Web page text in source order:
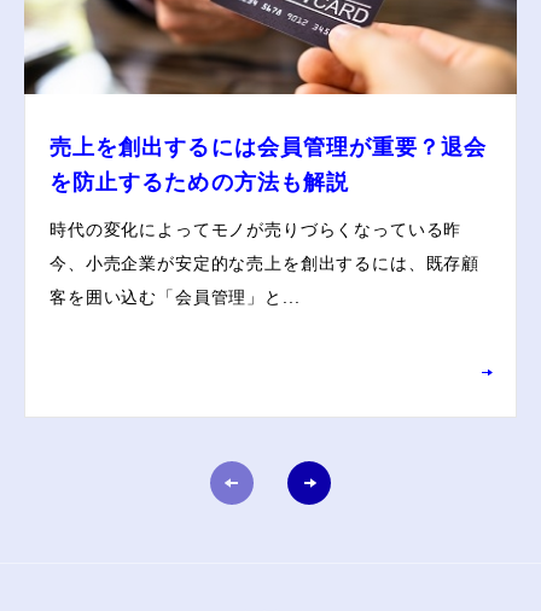
売上を創出するには会員管理が重要？退会
を防止するための方法も解説
時代の変化によってモノが売りづらくなっている昨
今、小売企業が安定的な売上を創出するには、既存顧
客を囲い込む「会員管理」と...